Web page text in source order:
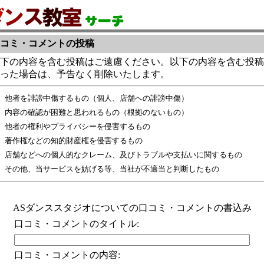
ミ・コメントの投稿
下の内容を含む投稿はご遠慮ください。以下の内容を含む投
た場合は、予告なく削除いたします。
他者を誹謗中傷するもの（個人、店舗への誹謗中傷）
内容の確認が困難と思われるもの（根拠のないもの）
他者の権利やプライバシーを侵害するもの
著作権などの知的財産権を侵害するもの
店舗などへの個人的なクレーム、及びトラブルや支払いに関するもの
その他、当サービスを妨げる等、当社が不適当と判断したもの
ASダンススタジオについての口コミ・コメントの書込み
口コミ・コメントのタイトル:
口コミ・コメントの内容: